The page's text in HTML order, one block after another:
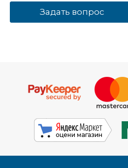
Задать вопрос